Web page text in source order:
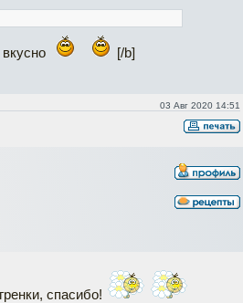
[/b]
03 Авг 2020 14:51
спасибо!